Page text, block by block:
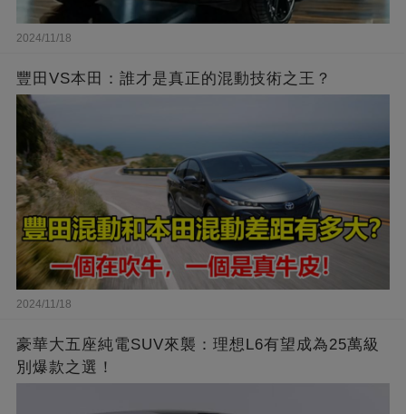
2024/11/18
豐田VS本田：誰才是真正的混動技術之王？
2024/11/18
豪華大五座純電SUV來襲：理想L6有望成為25萬級
別爆款之選！